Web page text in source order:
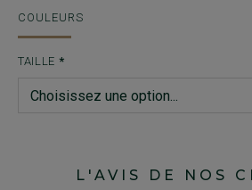
COULEURS
TAILLE
L'AVIS DE NOS